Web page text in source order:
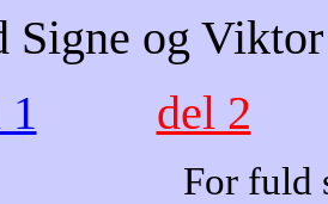
Signe og
1
del 2
For fuld